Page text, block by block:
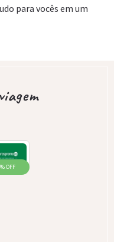
para vocês em um
OFF